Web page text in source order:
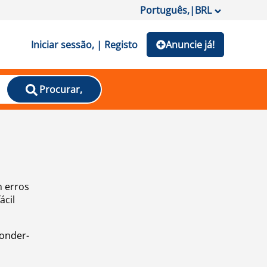
Português,|BRL
Iniciar sessão, | Registo Anuncie já!
Procurar,
erros